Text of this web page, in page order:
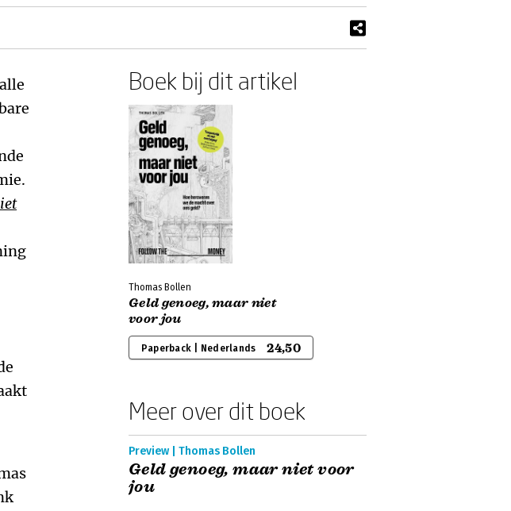
Boek bij dit artikel
Thomas Bollen
Geld genoeg, maar niet
voor jou
Paperback | Nederlands 24,50
Meer over dit boek
Preview | Thomas Bollen
Geld genoeg, maar niet voor
jou